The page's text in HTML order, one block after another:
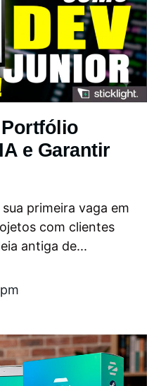
e Garantir
primeira vaga em
com clientes
antiga de...